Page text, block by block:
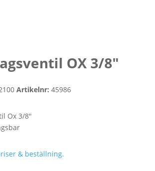
OX 3/8″
Artikelnr: 45986
Ox 3/8″
& beställning.